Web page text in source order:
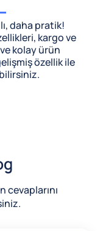
daha pratik!
kargo ve
kolay ürün
özellik ile
cevaplarını